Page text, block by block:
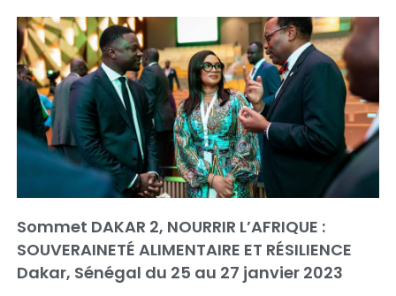
Sommet DAKAR 2, NOURRIR L’AFRIQUE :
SOUVERAINETÉ ALIMENTAIRE ET RÉSILIENCE
Dakar, Sénégal du 25 au 27 janvier 2023